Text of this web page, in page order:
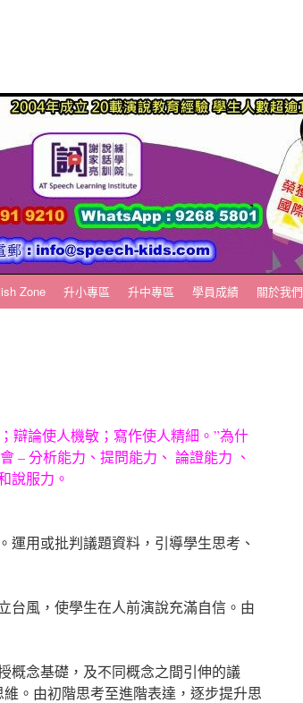
Zone 升小專區 升中專區 學員成績 關於我們
辯論使人機敏；寫作使人精細。”為什
– 分析能力、提問能力、 論證能力 、
說服力。
用或批判議題資料，引導學生思考、
風，使學生在人前演說充滿自信。由
概念基礎，及不同概念之間引伸的議
。由初階思考至進階表達，逐步提升思